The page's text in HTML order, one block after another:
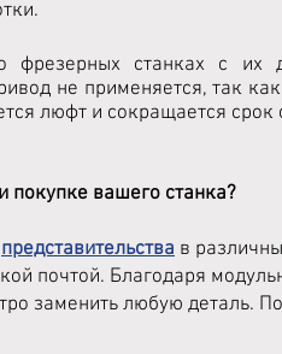
станках с их
не применяется, так
люфт и сокращается
покупке вашего станка?
представительства в
почтой. Благодаря
заменить любую деталь.